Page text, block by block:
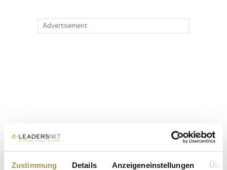
Zustimmung Details Anzeigeneinstellungen
Advertisement